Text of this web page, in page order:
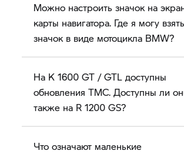
Можно настроить значок на
карты навигатора. Где я могу взять
значок в виде мотоцикла BMW?
На K 1600 GT / GTL доступны
обновления TMC. Доступны ли
также на R 1200 GS?
Что означают маленькие